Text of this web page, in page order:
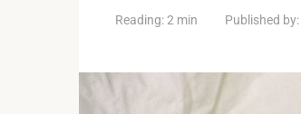
Reading:2 min Published by: